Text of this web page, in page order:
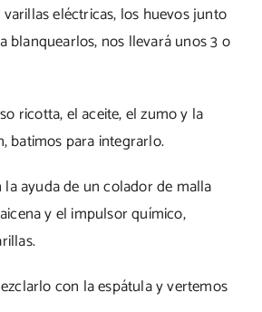
eléctricas, los huevos junto
blanquearlos, nos llevará unos 3 o
ricotta, el aceite, el zumo y la
batimos para integrarlo.
ayuda de un colador de malla
y el impulsor químico,
con la espátula y vertemos